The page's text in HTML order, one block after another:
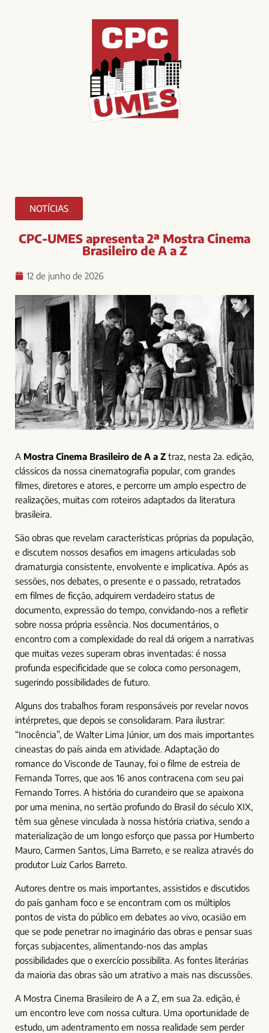
NOTÍCIAS
CPC-UMES apresenta 2ª Mostra Cinema
Brasileiro de A a Z
12 de junho de 2026
A Mostra Cinema Brasileiro de A a Z traz, nesta 2a. edição,
clássicos da nossa cinematografia popular, com grandes
filmes, diretores e atores, e percorre um amplo espectro de
realizações, muitas com roteiros adaptados da literatura
brasileira.
São obras que revelam características próprias da população,
e discutem nossos desafios em imagens articuladas sob
dramaturgia consistente, envolvente e implicativa. Após as
sessões, nos debates, o presente e o passado, retratados
em filmes de ficção, adquirem verdadeiro status de
documento, expressão do tempo, convidando-nos a refletir
sobre nossa própria essência. Nos documentários, o
encontro com a complexidade do real dá origem a narrativas
que muitas vezes superam obras inventadas: é nossa
profunda especificidade que se coloca como personagem,
sugerindo possibilidades de futuro.
Alguns dos trabalhos foram responsáveis por revelar novos
intérpretes, que depois se consolidaram. Para ilustrar:
“Inocência”, de Walter Lima Júnior, um dos mais importantes
cineastas do país ainda em atividade. Adaptação do
romance do Visconde de Taunay, foi o filme de estreia de
Fernanda Torres, que aos 16 anos contracena com seu pai
Fernando Torres. A história do curandeiro que se apaixona
por uma menina, no sertão profundo do Brasil do século XIX,
têm sua gênese vinculada à nossa história criativa, sendo a
materialização de um longo esforço que passa por Humberto
Mauro, Carmen Santos, Lima Barreto, e se realiza através do
produtor Luiz Carlos Barreto.
Autores dentre os mais importantes, assistidos e discutidos
do país ganham foco e se encontram com os múltiplos
pontos de vista do público em debates ao vivo, ocasião em
que se pode penetrar no imaginário das obras e pensar suas
forças subjacentes, alimentando-nos das amplas
possibilidades que o exercício possibilita. As fontes literárias
da maioria das obras são um atrativo a mais nas discussões.
A Mostra Cinema Brasileiro de A a Z, em sua 2a. edição, é
um encontro leve com nossa cultura. Uma oportunidade de
estudo, um adentramento em nossa realidade sem perder